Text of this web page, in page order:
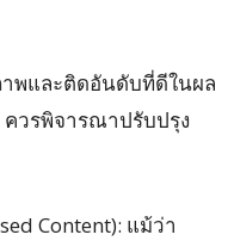
พและติดอันดับที่ดีในผล
ควรพิจารณาปรับปรุง
Content): แม้ว่า